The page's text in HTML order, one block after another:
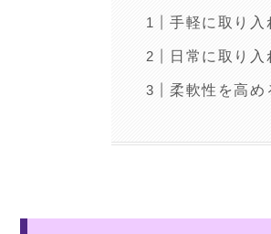
手軽に取り入
日常に取り
柔軟性を高め